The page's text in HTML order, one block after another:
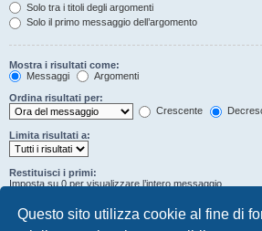
Questo sito utilizza cookie al fine di
Solo tra i titoli degli argomenti
Solo il primo messaggio dell’argomento
Mostra i risultati come:
Messaggi
Argomenti
Ordina risultati per:
Crescente
Limita risultati a:
Restituisci i primi:
Imposta su 0 per visualizzare l’intero messaggio.